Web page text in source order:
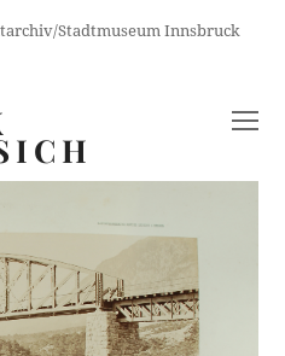
Stadtmuseum Innsbruck